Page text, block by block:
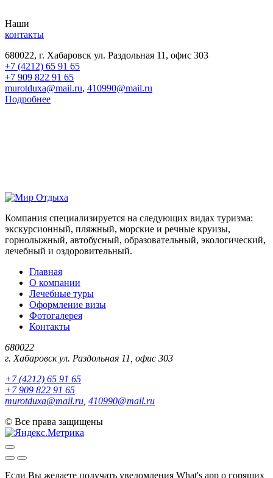
Наши
контакты
680022, г. Хабаровск ул. Раздольная 11, офис 303
+7 (4212) 65 91 65
+7 909 822 91 65
murotduxa@mail.ru, 410990@mail.ru
Подробнее
Компания специализируется на следующих видах туризма:
экскурсионный, пляжный, морские и речные круизы,
горнолыжный, автобусный, образовательный, экологический,
лечебный и оздоровительный.
Главная
О компании
Лечебные туры
Оформление визы
Фотогалерея
Контакты
680022
г. Хабаровск ул. Раздольная 11, офис 303
+7 (4212) 65 91 65
+7 909 822 91 65
murotduxa@mail.ru 410990@mail.ru
© Все права защищены
Если Вы желаете получать уведомления What's app о горящих